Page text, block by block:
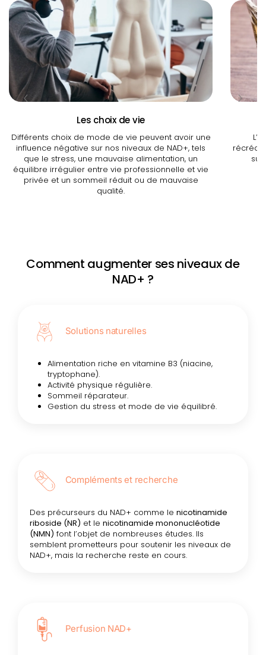
Les choix de vie
Différents choix de mode de vie peuvent avoir une
influence négative sur nos niveaux de NAD+, tels
que le stress, une mauvaise alimentation, un
équilibre irrégulier entre vie professionnelle et vie
privée et un sommeil réduit ou de mauvaise
qualité.
Comment augmenter ses niveaux de
NAD+ ?
Solutions naturelles
Alimentation riche en vitamine B3 (niacine,
tryptophane).
Activité physique régulière.
Sommeil réparateur.
Gestion du stress et mode de vie équilibré.
Compléments et recherche
Des précurseurs du NAD+ comme le nicotinamide
riboside (NR) et le nicotinamide mononucléotide
(NMN) font l’objet de nombreuses études. Ils
semblent prometteurs pour soutenir les niveaux de
NAD+, mais la recherche reste en cours.
Perfusion NAD+